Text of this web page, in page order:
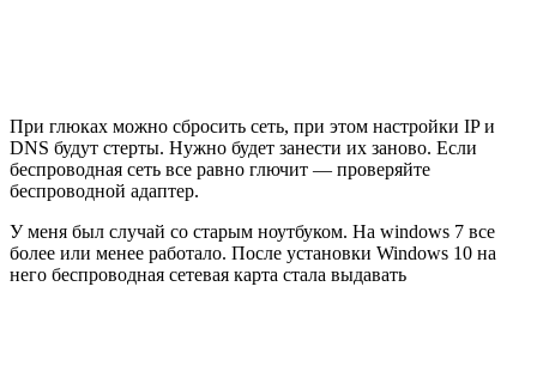
При глюках можно сбросить сеть, при этом настройки IP и
DNS будут стерты. Нужно будет занести их заново. Если
беспроводная сеть все равно глючит — проверяйте
беспроводной адаптер.
У меня был случай со старым ноутбуком. На windows 7 все
более или менее работало. После установки Windows 10 на
него беспроводная сетевая карта стала выдавать